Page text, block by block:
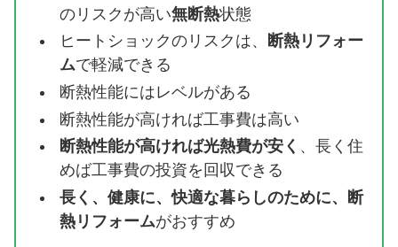
のリスクが高い無断熱状態
ヒートショックのリスクは、
断熱リフォー
ムで軽減できる
断熱性能にはレベルがある
断熱性能が高ければ工事費は高い
断熱性能が高ければ光熱費が安く 、長く住
めば工事費の投資を回収できる
長く、健康に、快適な暮らしのために、断
熱リフォームがおすすめ